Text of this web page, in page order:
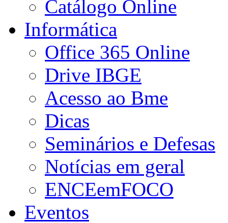
Catálogo Online
Informática
Office 365 Online
Drive IBGE
Acesso ao Bme
Dicas
Seminários e Defesas
Notícias em geral
ENCEemFOCO
Eventos